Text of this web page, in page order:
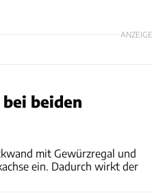
ANZEIGE
beiden
mit Gewürzregal und
ein. Dadurch wirkt der